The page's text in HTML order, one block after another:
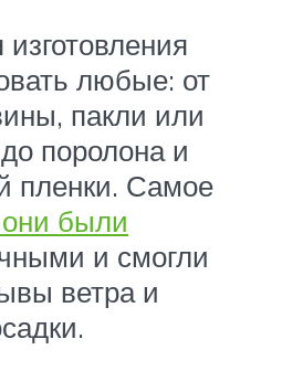
любые: от
пакли или
поролона и
пленки. Самое
были
и смогли
ветра и